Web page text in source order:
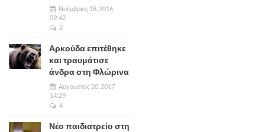
Νοέμβριος 18, 2016
09:42
2
Αρκούδα επιτέθηκε
και τραυμάτισε
άνδρα στη Φλώρινα
Αύγουστος 20, 2017
14:29
4
Νέο παιδιατρείο στη